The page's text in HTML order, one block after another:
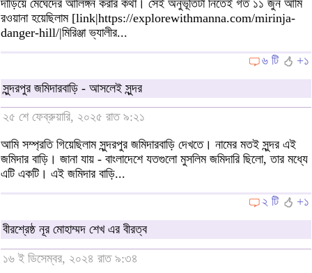
দাঁড়িয়ে মেঘেদের আলিঙ্গন করার কথা। সেই অনুভূতিটা নিতেই গত ১১ জুন আমি
রওয়ানা হয়েছিলাম [link|https://explorewithmanna.com/mirinja-
danger-hill/|মিরিঞ্জা ভ্যালীর...
৬ টি
+১
সুন্দরপুর জমিদারবাড়ি - আসলেই সুন্দর
২৫ শে ফেব্রুয়ারি, ২০২৫ রাত ৯:২১
আমি সম্প্রতি গিয়েছিলাম সুন্দরপুর জমিদারবাড়ি দেখতে। নামের মতই সুন্দর এই
জমিদার বাড়ি। জানা যায় - বাংলাদেশে যতগুলো মুসলিম জমিদারি ছিলো, তার মধ্যে
এটি একটি। এই জমিদার বাড়ি...
২ টি
+১
বীরশ্রেষ্ঠ নূর মোহাম্মদ শেখ এর বীরত্ব
১৬ ই ডিসেম্বর, ২০২৪ রাত ৯:৩৪